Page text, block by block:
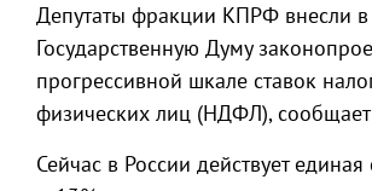
Депутаты фракции КПРФ внесли в
Государственную Думу
прогрессивной шкале ставок
физических лиц (НДФЛ), сообщает
Сейчас в России действует